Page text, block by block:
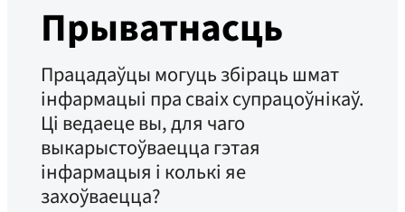
Прыватнасць
Працадаўцы могуць збіраць шмат
інфармацыі пра сваіх супрацоўнікаў.
Ці ведаеце вы, для чаго
выкарыстоўваецца гэтая
інфармацыя і колькі яе
захоўваецца?